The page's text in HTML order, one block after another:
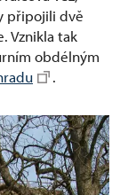
připojili dvě
Vznikla tak
obdélným
.